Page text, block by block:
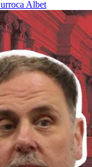
Albet